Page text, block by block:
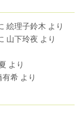
絵理子鈴木 より
山下玲夜 より
より
有希 より